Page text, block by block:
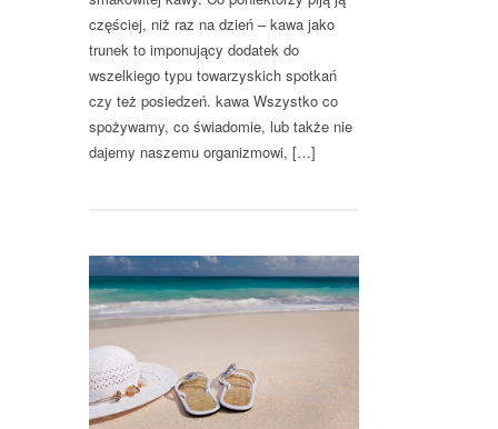
częściej, niż raz na dzień – kawa jako
trunek to imponujący dodatek do
wszelkiego typu towarzyskich spotkań
czy też posiedzeń. kawa Wszystko co
spożywamy, co świadomie, lub także nie
dajemy naszemu organizmowi, […]